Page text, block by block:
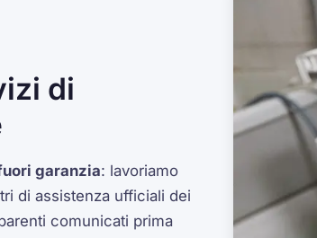
di
garanzia: lavoriamo
di assistenza ufficiali dei
comunicati prima